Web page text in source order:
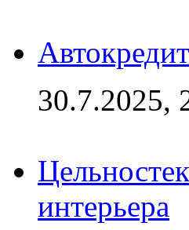
30.7.2025,
интерьера